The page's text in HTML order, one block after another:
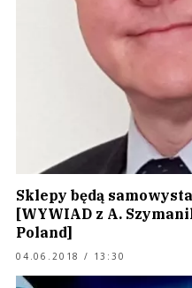
Sklepy będą
[WYWIAD z A.
Poland]
04.06.2018 / 13:30